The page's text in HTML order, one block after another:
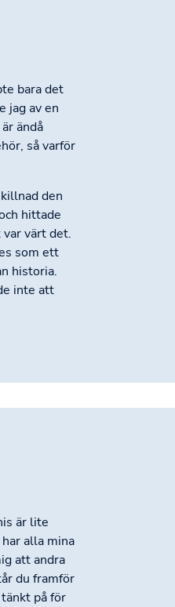
bara det
jag av en
ändå
så varför
den
hittade
värt det.
som ett
historia.
inte att
är lite
alla mina
att andra
du framför
på för